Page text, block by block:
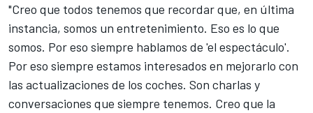
"Creo que todos tenemos que recordar que, en última
instancia, somos un entretenimiento. Eso es lo que
somos. Por eso siempre hablamos de 'el espectáculo'.
Por eso siempre estamos interesados en mejorarlo con
las actualizaciones de los coches. Son charlas y
conversaciones que siempre tenemos. Creo que la